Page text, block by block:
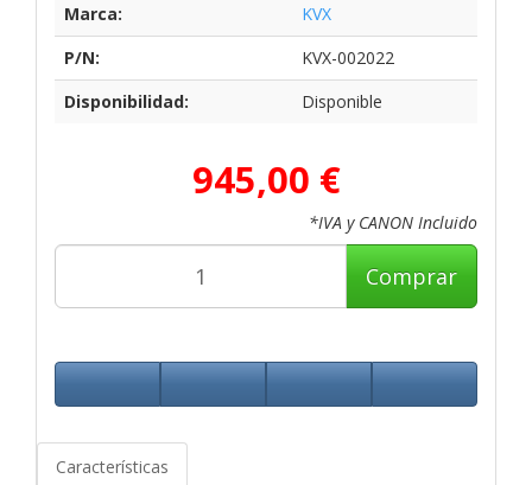
Marca:
KVX
P/N:
KVX-002022
Disponibilidad:
Disponible
945,00 €
*IVA y CANON Incluido
Comprar
Características